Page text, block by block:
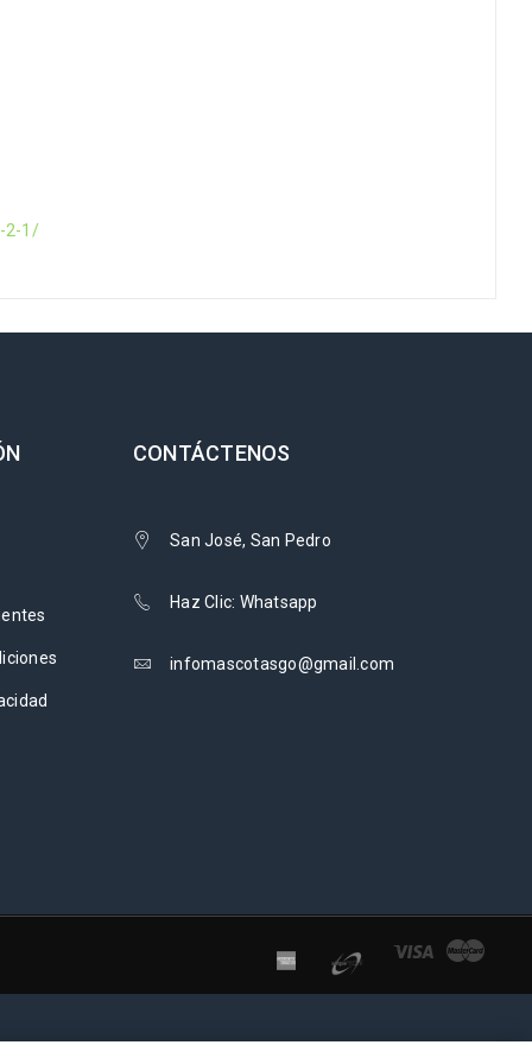
2-1/
CONTÁCTENOS
San José, San Pedro
Haz Clic: Whatsapp
infomascotasgo@gmail.com